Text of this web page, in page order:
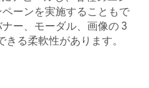
ーンを実施することもで
ー、モーダル、画像の 3
る柔軟性があります。